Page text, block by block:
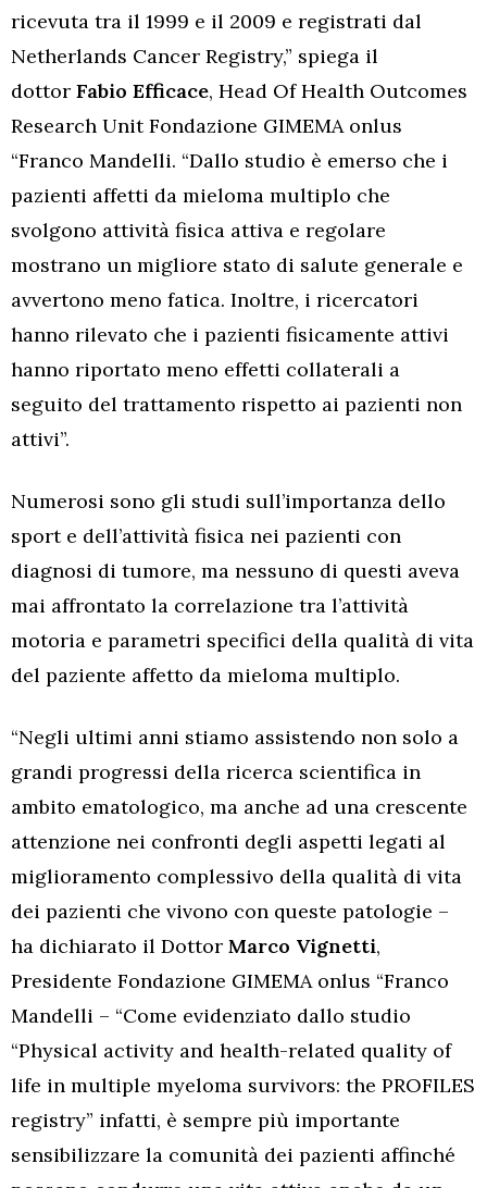
ricevuta tra il 1999 e il 2009 e registrati dal
Netherlands Cancer Registry,” spiega il
dottor Fabio Efficace, Head Of Health Outcomes
Research Unit Fondazione GIMEMA onlus
“Franco Mandelli. “Dallo studio è emerso che i
pazienti affetti da mieloma multiplo che
svolgono attività fisica attiva e regolare
mostrano un migliore stato di salute generale e
avvertono meno fatica. Inoltre, i ricercatori
hanno rilevato che i pazienti fisicamente attivi
hanno riportato meno effetti collaterali a
seguito del trattamento rispetto ai pazienti non
attivi”.
Numerosi sono gli studi sull’importanza dello
sport e dell’attività fisica nei pazienti con
diagnosi di tumore, ma nessuno di questi aveva
mai affrontato la correlazione tra l’attività
motoria e parametri specifici della qualità di vita
del paziente affetto da mieloma multiplo.
“Negli ultimi anni stiamo assistendo non solo a
grandi progressi della ricerca scientifica in
ambito ematologico, ma anche ad una crescente
attenzione nei confronti degli aspetti legati al
miglioramento complessivo della qualità di vita
dei pazienti che vivono con queste patologie –
ha dichiarato il Dottor Marco Vignetti,
Presidente Fondazione GIMEMA onlus “Franco
Mandelli – “Come evidenziato dallo studio
“Physical activity and health-related quality of
life in multiple myeloma survivors: the PROFILES
registry” infatti, è sempre più importante
sensibilizzare la comunità dei pazienti affinché